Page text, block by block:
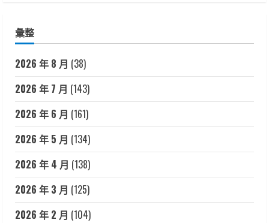
彙整
2026 年 8 月 (38)
2026 年 7 月 (143)
2026 年 6 月 (161)
2026 年 5 月 (134)
2026 年 4 月 (138)
2026 年 3 月 (125)
2026 年 2 月 (104)